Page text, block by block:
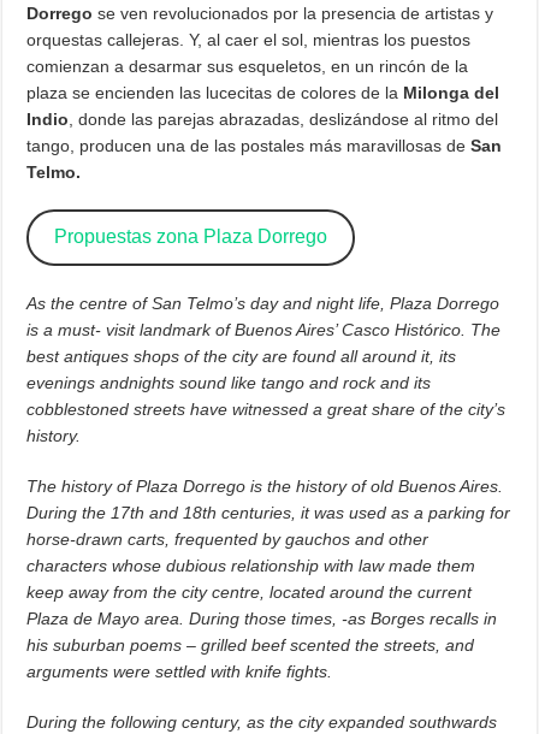
Dorrego se ven revolucionados por la presencia de artistas y
orquestas callejeras. Y, al caer el sol, mientras los puestos
comienzan a desarmar sus esqueletos, en un rincón de la
plaza se encienden las lucecitas de colores de la Milonga del
Indio , donde las parejas abrazadas, deslizándose al ritmo del
tango, producen una de las postales más maravillosas deSan
Telmo.
Propuestas zona Plaza Dorrego
As the centre of San Telmo’s day and night life, Plaza Dorrego
is a must- visit landmark of Buenos Aires’ Casco Histórico. The
best antiques shops of the city are found all around it, its
evenings andnights sound like tango and rock and its
cobblestoned streets have witnessed a great share of the city’s
history.
The history of Plaza Dorrego is the history of old Buenos Aires.
During the 17th and 18th centuries, it was used as a parking for
horse-drawn carts, frequented by gauchos and other
characters whose dubious relationship with law made them
keep away from the city centre, located around the current
Plaza de Mayo area. During those times, -as Borges recalls in
his suburban poems – grilled beef scented the streets, and
arguments were settled with knife fights.
During the following century, as the city expanded southwards